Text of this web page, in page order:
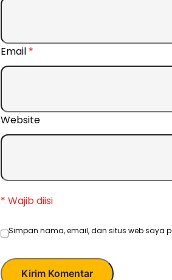
Email *
Website
* Wajib diisi
Simpan nama, email, dan situs web saya
Kirim Komentar